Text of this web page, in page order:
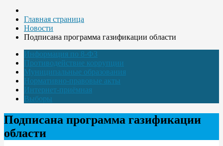
Главная страница
Новости
Подписана программа газификации области
Информация по 8-ФЗ
Противодействие коррупции
Муниципальные образования
Нормативно-правовые акты
Интернет-приёмная
Выборы
Подписана программа газификации
области